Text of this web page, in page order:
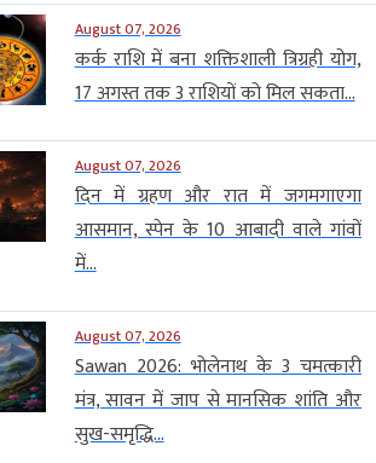
August 07, 2026
कर्क राशि में बना शक्तिशाली त्रिग्रही योग,
17 अगस्त तक 3 राशियों को मिल सकता...
August 07, 2026
दिन में ग्रहण और रात में जगमगाएगा
आसमान, स्पेन के 10 आबादी वाले गांवों
में...
August 07, 2026
Sawan 2026: भोलेनाथ के 3 चमत्कारी
मंत्र, सावन में जाप से मानसिक शांति और
सुख-समृद्धि...